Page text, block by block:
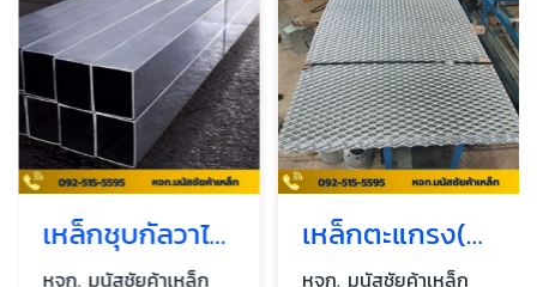
เหล็กชุบกัลวาไนซ์
หจก. มนัสชัยค้าเหล็ก
เหล็กตะแกรง(Grating) พร้อมชุบฮอทดิพ
หจก. มนัสชัยค้าเหล็ก